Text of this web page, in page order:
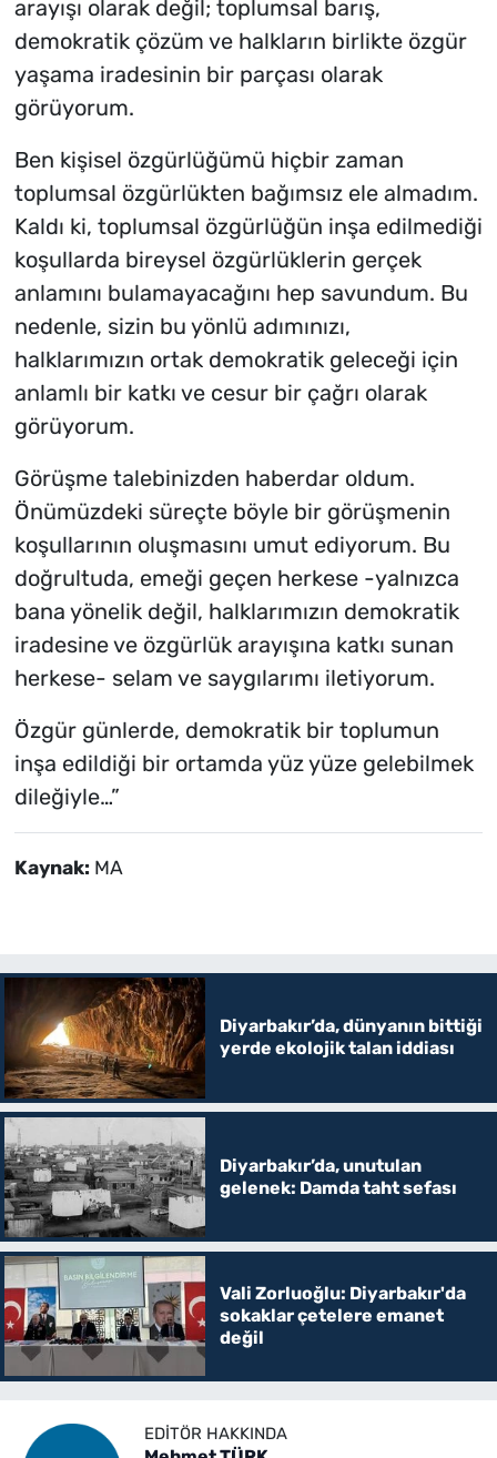
arayışı olarak değil; toplumsal barış,
demokratik çözüm ve halkların birlikte özgür
yaşama iradesinin bir parçası olarak
görüyorum.
Ben kişisel özgürlüğümü hiçbir zaman
toplumsal özgürlükten bağımsız ele almadım.
Kaldı ki, toplumsal özgürlüğün inşa edilmediği
koşullarda bireysel özgürlüklerin gerçek
anlamını bulamayacağını hep savundum. Bu
nedenle, sizin bu yönlü adımınızı,
halklarımızın ortak demokratik geleceği için
anlamlı bir katkı ve cesur bir çağrı olarak
görüyorum.
Görüşme talebinizden haberdar oldum.
Önümüzdeki süreçte böyle bir görüşmenin
koşullarının oluşmasını umut ediyorum. Bu
doğrultuda, emeği geçen herkese -yalnızca
bana yönelik değil, halklarımızın demokratik
iradesine ve özgürlük arayışına katkı sunan
herkese- selam ve saygılarımı iletiyorum.
Özgür günlerde, demokratik bir toplumun
inşa edildiği bir ortamda yüz yüze gelebilmek
dileğiyle…”
Kaynak: MA
Diyarbakır’da, dünyanın bittiği
yerde ekolojik talan iddiası
Diyarbakır’da, unutulan
gelenek: Damda taht sefası
Vali Zorluoğlu: Diyarbakır'da
sokaklar çetelere emanet
değil
EDITÖR HAKKINDA